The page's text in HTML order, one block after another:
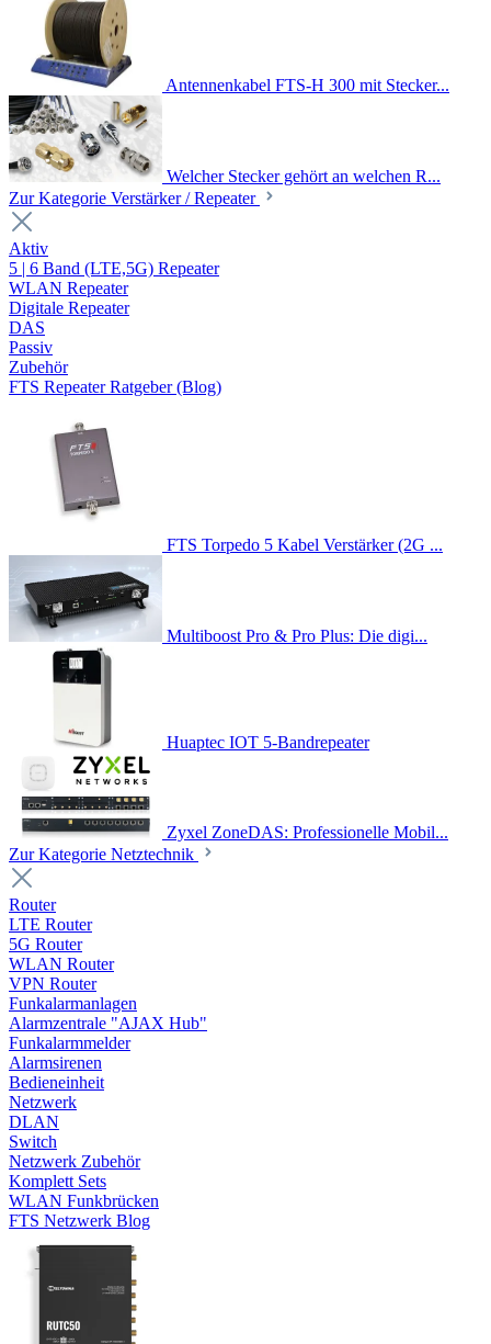
Antennenkabel FTS-H 300 mit Stecker...
Welcher Stecker gehört an welchen R...
Zur Kategorie Verstärker / Repeater
Aktiv
5 | 6 Band (LTE,5G) Repeater
WLAN Repeater
Digitale Repeater
DAS
Passiv
Zubehör
FTS Repeater Ratgeber (Blog)
FTS Torpedo 5 Kabel Verstärker (2G ...
Multiboost Pro & Pro Plus: Die digi...
Huaptec IOT 5-Bandrepeater
Zyxel ZoneDAS: Professionelle Mobil...
Zur Kategorie Netztechnik
Router
LTE Router
5G Router
WLAN Router
VPN Router
Funkalarmanlagen
Alarmzentrale "AJAX Hub"
Funkalarmmelder
Alarmsirenen
Bedieneinheit
Netzwerk
DLAN
Switch
Netzwerk Zubehör
Komplett Sets
WLAN Funkbrücken
FTS Netzwerk Blog